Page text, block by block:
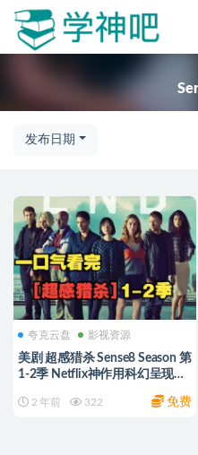
发布日期
夸克云盘 影视资源
美剧 超感猎杀 Sense8 Season 第
1-2季 Netflix神作用科幻呈现爱
2 年前 322 免费